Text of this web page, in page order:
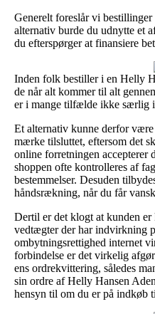
Generelt foreslår vi
alternativ burde du udnytte et
du efterspørger at finansiere
Inden folk bestiller i en Helly
de når alt kommer til alt
er i mange tilfælde ikke særlig
Et alternativ kunne derfor
mærke tilsluttet, eftersom det
online forretningen accepterer
shoppen ofte kontrolleres af
bestemmelser. Desuden
håndsrækning, når du får
Dertil er det klogt at kunden er
vedtægter der har indvirkning
ombytningsrettighed internet
forbindelse er det virkelig
ens ordrekvittering, således
sin ordre af Helly Hansen
hensyn til om du er på indkøb